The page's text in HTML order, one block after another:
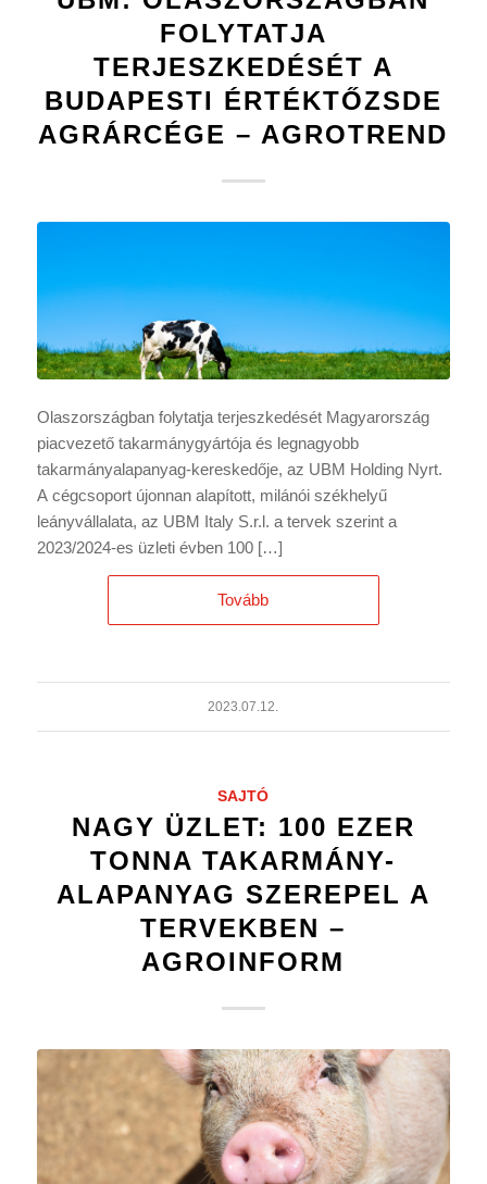
FOLYTATJA
TERJESZKEDÉSÉT A
BUDAPESTI ÉRTÉKTŐZSDE
AGRÁRCÉGE – AGROTREND
Olaszországban folytatja terjeszkedését Magyarország
piacvezető takarmánygyártója és legnagyobb
takarmányalapanyag-kereskedője, az UBM Holding Nyrt.
A cégcsoport újonnan alapított, milánói székhelyű
leányvállalata, az UBM Italy S.r.l. a tervek szerint a
2023/2024-es üzleti évben 100 […]
Tovább
2023.07.12.
SAJTÓ
NAGY ÜZLET: 100 EZER
TONNA TAKARMÁNY-
ALAPANYAG SZEREPEL A
TERVEKBEN –
AGROINFORM